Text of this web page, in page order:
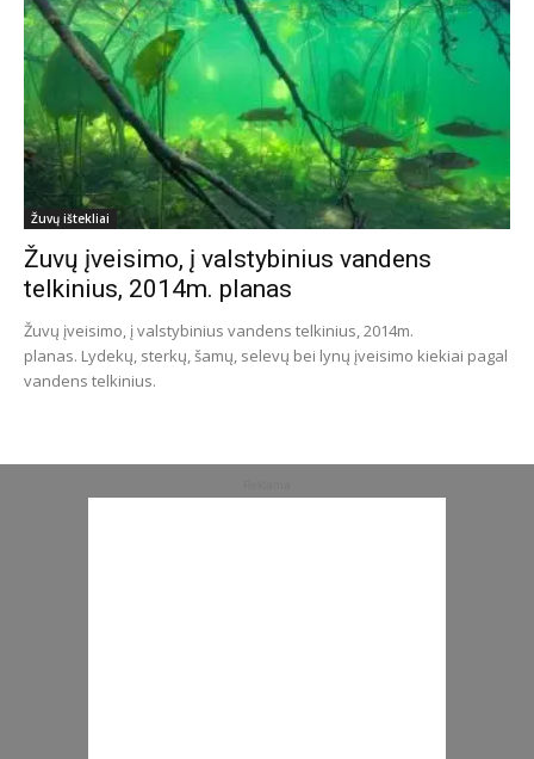
Žuvų ištekliai
Žuvų įveisimo, į valstybinius vandens
telkinius, 2014m. planas
Žuvų įveisimo, į valstybinius vandens telkinius, 2014m.
planas. Lydekų, sterkų, šamų, selevų bei lynų įveisimo kiekiai pagal
vandens telkinius.